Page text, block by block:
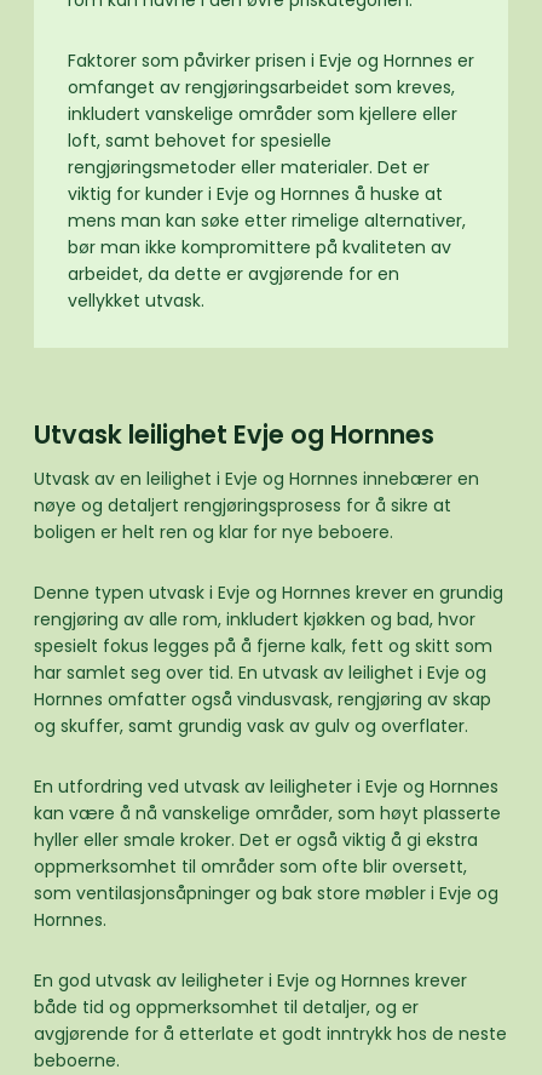
Faktorer som påvirker prisen i Evje og Hornnes er
omfanget av rengjøringsarbeidet som kreves,
inkludert vanskelige områder som kjellere eller
loft, samt behovet for spesielle
rengjøringsmetoder eller materialer. Det er
viktig for kunder i Evje og Hornnes å huske at
mens man kan søke etter rimelige alternativer,
bør man ikke kompromittere på kvaliteten av
arbeidet, da dette er avgjørende for en
vellykket utvask.
Utvask leilighet Evje og Hornnes
Utvask av en leilighet i Evje og Hornnes innebærer en
nøye og detaljert rengjøringsprosess for å sikre at
boligen er helt ren og klar for nye beboere.
Denne typen utvask i Evje og Hornnes krever en grundig
rengjøring av alle rom, inkludert kjøkken og bad, hvor
spesielt fokus legges på å fjerne kalk, fett og skitt som
har samlet seg over tid. En utvask av leilighet i Evje og
Hornnes omfatter også vindusvask, rengjøring av skap
og skuffer, samt grundig vask av gulv og overflater.
En utfordring ved utvask av leiligheter i Evje og Hornnes
kan være å nå vanskelige områder, som høyt plasserte
hyller eller smale kroker. Det er også viktig å gi ekstra
oppmerksomhet til områder som ofte blir oversett,
som ventilasjonsåpninger og bak store møbler i Evje og
Hornnes.
En god utvask av leiligheter i Evje og Hornnes krever
både tid og oppmerksomhet til detaljer, og er
avgjørende for å etterlate et godt inntrykk hos de neste
beboerne.